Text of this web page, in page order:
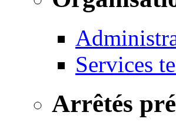
Services
Arrêtés